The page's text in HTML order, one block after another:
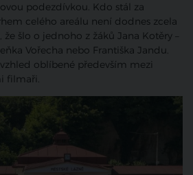
podezdívkou. Kdo stál za
celého areálu není dodnes zcela
že šlo o jednoho z žáků Jana Kotěry –
Vořecha nebo Františka Jandu.
oblíbené především mezi
filmaři.